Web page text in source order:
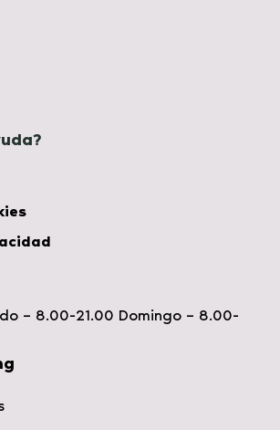
– 8.00-21.00 Domingo – 8.00-